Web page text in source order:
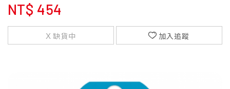
NT$ 454
缺貨中 加入追蹤